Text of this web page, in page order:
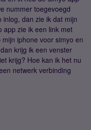
nummer toegevoegd
dan zie ik dat mijn
app zie ik een link met
iphone voor simyo en
krijg ik een venster
krijg? Hoe kan ik het nu
netwerk verbinding